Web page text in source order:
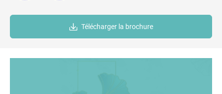
Télécharger la brochure